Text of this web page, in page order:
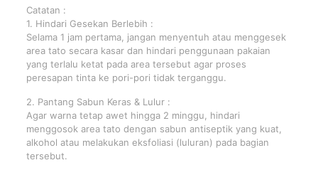
Catatan :
1. Hindari Gesekan Berlebih :
Selama 1 jam pertama, jangan menyentuh atau menggesek
area tato secara kasar dan hindari penggunaan pakaian
yang terlalu ketat pada area tersebut agar proses
peresapan tinta ke pori-pori tidak terganggu.
2. Pantang Sabun Keras & Lulur :
Agar warna tetap awet hingga 2 minggu, hindari
menggosok area tato dengan sabun antiseptik yang kuat,
alkohol atau melakukan eksfoliasi (luluran) pada bagian
tersebut.